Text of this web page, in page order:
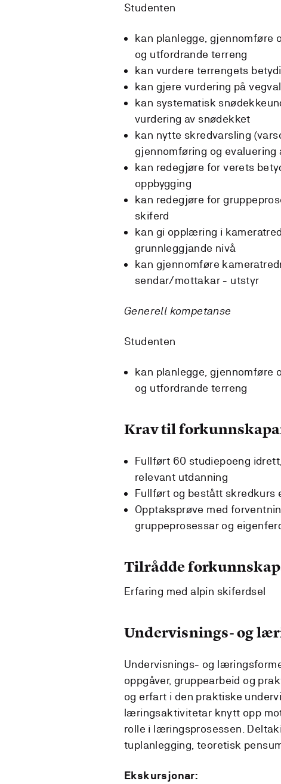
Studenten
kan planlegge, gjennomføre
og utfordrande terreng
kan vurdere terrengets
kan gjere vurdering på
kan systematisk
vurdering av snødekket
kan nytte skredvarsling
gjennomføring og evaluering
kan redegjøre for verets
oppbygging
kan redegjøre for
skiferd
kan gi opplæring i
grunnleggjande nivå
kan gjennomføre
sendar/mottakar - utstyr
Generell kompetanse
Studenten
kan planlegge, gjennomføre
og utfordrande terreng
Krav til
Fullført 60 studiepoeng
relevant utdanning
Fullført og bestått skredkurs
Opptaksprøve med
gruppeprosessar og
Tilrådde
Erfaring med alpin skiferdsel
Undervisnings- og
Undervisnings- og
oppgåver, gruppearbeid og
og erfart i den praktiske
læringsaktivitetar knytt opp
rolle i læringsprosessen.
tuplanlegging, teoretisk
Ekskursjonar: